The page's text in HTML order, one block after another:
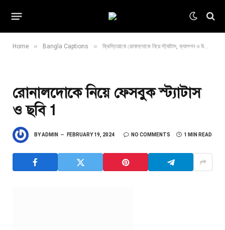
Home » Bangla Captions » ক্রিস্তিয়ানো রোনালদোকে নিয়ে স্ট্যাটাস, ক্যাপশন ও উক্তি ২০২৪
রোনালদোকে নিয়ে ফেসবুক স্ট্যাটাস
ও ছবি 1
BYADMIN FEBRUARY 19, 2024 NO COMMENTS 1 MIN READ